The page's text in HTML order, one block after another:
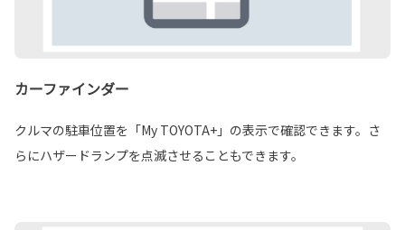
カーファインダー
クルマの駐車位置を「My TOYOTA+」の表示で確認できます。さ
らにハザードランプを点滅させることもできます。